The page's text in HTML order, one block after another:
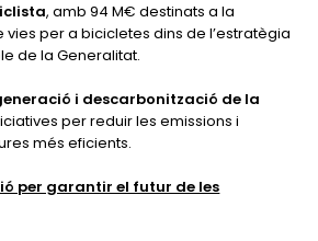
, amb 94 M€ destinats a la
vies per a bicicletes dins de l’estratègia
de la Generalitat.
i descarbonització de la
per reduir les emissions i
més eficients.
per garantir el futur de les